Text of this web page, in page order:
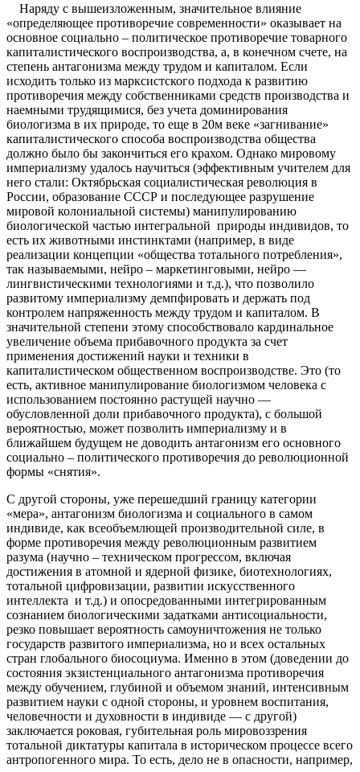
Наряду с вышеизложенным, значительное влияние
«определяющее противоречие современности» оказывает на
основное социально – политическое противоречие товарного
капиталистического воспроизводства, а, в конечном счете, на
степень антагонизма между трудом и капиталом. Если
исходить только из марксистского подхода к развитию
противоречия между собственниками средств производства и
наемными трудящимися, без учета доминирования
биологизма в их природе, то еще в 20м веке «загнивание»
капиталистического способа воспроизводства общества
должно было бы закончиться его крахом. Однако мировому
империализму удалось научиться (эффективным учителем для
него стали: Октябрьская социалистическая революция в
России, образование СССР и последующее разрушение
мировой колониальной системы) манипулированию
биологической частью интегральной природы индивидов, то
есть их животными инстинктами (например, в виде
реализации концепции «общества тотального потребления»,
так называемыми, нейро – маркетинговыми, нейро —
лингвистическими технологиями и т.д.), что позволило
развитому империализму демпфировать и держать под
контролем напряженность между трудом и капиталом. В
значительной степени этому способствовало кардинальное
увеличение объема прибавочного продукта за счет
применения достижений науки и техники в
капиталистическом общественном воспроизводстве. Это (то
есть, активное манипулирование биологизмом человека с
использованием постоянно растущей научно —
обусловленной доли прибавочного продукта), с большой
вероятностью, может позволить империализму и в
ближайшем будущем не доводить антагонизм его основного
социально – политического противоречия до революционной
формы «снятия».
С другой стороны, уже перешедший границу категории
«мера», антагонизм биологизма и социального в самом
индивиде, как всеобъемлющей производительной силе, в
форме противоречия между революционным развитием
разума (научно – техническом прогрессом, включая
достижения в атомной и ядерной физике, биотехнологиях,
тотальной цифровизации, развитии искусственного
интеллекта и т.д.) и опосредованными интегрированным
сознанием биологическими задатками антисоциальности,
резко повышает вероятность самоуничтожения не только
государств развитого империализма, но и всех остальных
стран глобального биосоциума. Именно в этом (доведении до
состояния экзистенциального антагонизма противоречия
между обучением, глубиной и объемом знаний, интенсивным
развитием науки с одной стороны, и уровнем воспитания,
человечности и духовности в индивиде — с другой)
заключается роковая, губительная роль мировоззрения
тотальной диктатуры капитала в историческом процессе всего
антропогенного мира. То есть, дело не в опасности, например,